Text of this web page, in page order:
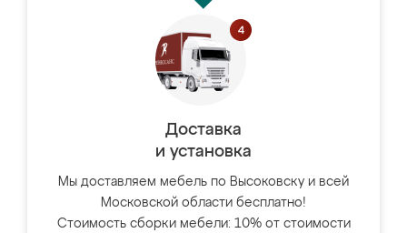
Доставка
и установка
Мы доставляем мебель по Высоковску и всей
Московской области бесплатно!
Стоимость сборки мебели: 10% от стоимости